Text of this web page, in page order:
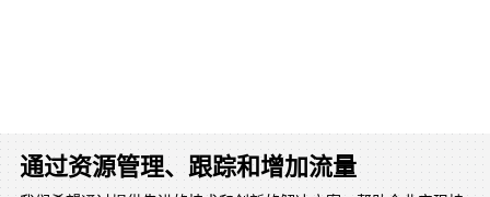
通过资源管理、跟踪和增加流量